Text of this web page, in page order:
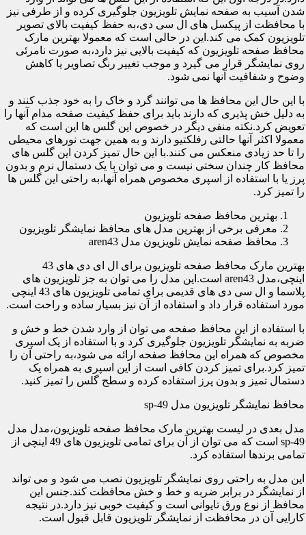
شدن آسیب به صفحه نمایش تلویزیون جلوگیری کرده و از طرفی نیز
با محافظت از پیکسل های ال سی دی،به حفظ کیفیت بالای تصویر
تلویزیون کمک می کند.این در حالی است که معمولا بهترین مارک
محافظ صفحه تلویزیون که کیفیت بالایی نیز دارد،به صورت نامرئی
روی نمایشگر قرار می گیرد و موجب تغییر رنگ تصاویر یا کاهش
وضوح و شفافیت آنها نمی شود.
با این حال این محافظ ها می توانند گرد و خاک را به خود جذب کنند و
به دلیل خش پذیری که دارند باید برای حفظ کیفیت صفحه مدام آنها را
تعویض کرد.نکته منفی دیگر در خصوص این گلس ها این است که
معمولا اکثر آنها حالتی رفلکتیو دارند و به همین جهت نورهای محیطی
را تا حد زیادی منعکس می کنند.با این حال تمیز کردن این گلس های
محافظ کار چندان سختی نیست و می توان با یک دستمال نرم و بدون
پرز یا با استفاده از اسپری مخصوص همراه آنها،به راحتی این گلس ها
را تمیز کرد.
بهترین محافظ صفحه تلویزیون
معرفی برخی از بهترین مدل های محافظ نمایشگر تلویزیون
محافظ صفحه نمایش تلویزیون مدل aren43
بهترین مارک محافظ صفحه تلویزیون برای ال ای دی های 43
اینچی،مدل aren43 است.این مدل را می توان به جز تلویزیون های
پلاسما و ال سی دی های قدیمی برای تمامی تلویزیون های 43 اینچی
مورد استفاده قرار داد و استفاده از آن نیز بسیار ساده و راحت است.
با استفاده از این محافظ صفحه می توان از وارد شدن خط و خش و
ضربه به نمایشگر تلویزیون جلوگیری کرد و با استفاده از یک اسپری
مخصوص که همراه این محافظ صفحه ارائه می شود،به راحتی آن را
تمیز کرد.برای تمیز کردن کافی است از این اسپری به همراه یک
دستمال تمیز و بدون پرز استفاده کرده و سطح گلس را تمیز کنید.
محافظ نمایشگر تلویزیون مدل sp-49
مدل بعدی در لیست بهترین مارک محافظ صفحه تلویزیون،مدل مدل
sp-49 است که می توان از آن برای تمامی تلویزیون های 49 اینچی از
تمامی برندها استفاده کرد.
این مدل به راحتی روی نمایشگر تلویزیون نصب می شود و می تواند
از نمایشگر در برابر ضربه و خط و خش محافظت کند.جنس این
محافظ از نوع ورق تایوانی است و کیفیت خوبی نیز دارد.در نتیجه
کارایی آن در محافظت از نمایشگر تلویزیون قابل قبول است.